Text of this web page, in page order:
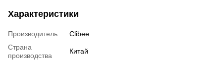
Характеристики
Производитель
Clibee
Страна
производства
Китай